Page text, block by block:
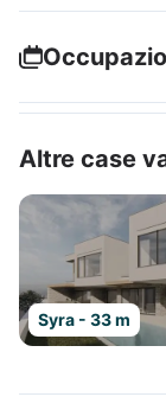
Altre case
Syra - 33 m